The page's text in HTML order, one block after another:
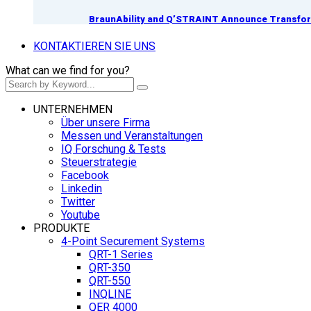
BraunAbility and Q’STRAINT Announce
KONTAKTIEREN SIE UNS
What can we find for you?
UNTERNEHMEN
Über unsere Firma
Messen und Veranstaltungen
IQ Forschung & Tests
Steuerstrategie
Facebook
Linkedin
Twitter
Youtube
PRODUKTE
4-Point Securement Systems
QRT-1 Series
QRT-350
QRT-550
INQLINE
QER 4000